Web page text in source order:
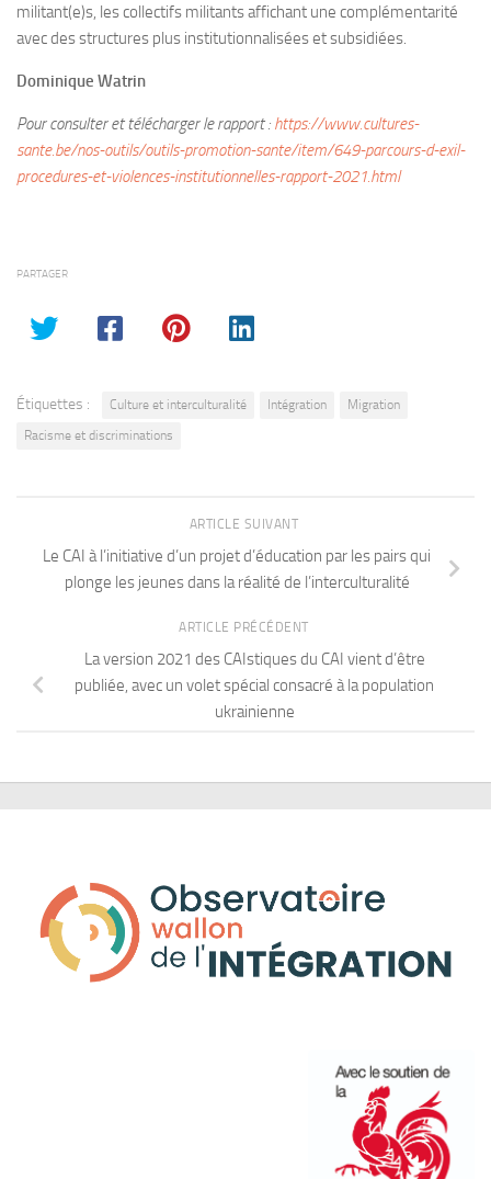
militant(e)s, les collectifs militants affichant une complémentarité
avec des structures plus institutionnalisées et subsidiées.
Dominique Watrin
Pour consulter et télécharger le rapport : https://www.cultures-
sante.be/nos-outils/outils-promotion-sante/item/649-parcours-d-exil-
procedures-et-violences-institutionnelles-rapport-2021.html
PARTAGER
Étiquettes : Culture et interculturalité Intégration
Migration
Racisme et discriminations
ARTICLE SUIVANT
Le CAI à l’initiative d’un projet d’éducation par les pairs qui
plonge les jeunes dans la réalité de l’interculturalité
ARTICLE PRÉCÉDENT
La version 2021 des CAIstiques du CAI vient d’être
publiée, avec un volet spécial consacré à la population
ukrainienne